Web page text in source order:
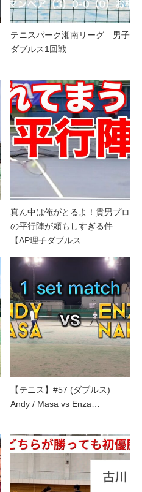
テニスパーク湘南リーグ 男子
ダブルス1回戦
真ん中は俺がとるよ！貴男プロ
の平行陣が頼もしすぎる件
【AP理子ダブルス…
【テニス】#57 (ダブルス)
Andy / Masa vs Enza…